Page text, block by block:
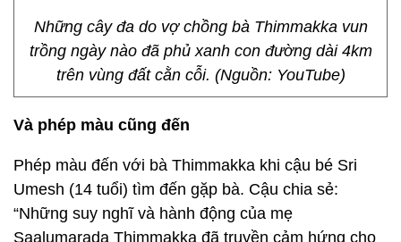
Những cây đa do vợ chồng bà Thimmakka vun
trồng ngày nào đã phủ xanh con đường dài 4km
trên vùng đất cằn cỗi. (Nguồn: YouTube)
Và phép màu cũng đến
Phép màu đến với bà Thimmakka khi cậu bé Sri
Umesh (14 tuổi) tìm đến gặp bà. Cậu chia sẻ:
“Những suy nghĩ và hành động của mẹ
Saalumarada Thimmakka đã truyền cảm hứng cho